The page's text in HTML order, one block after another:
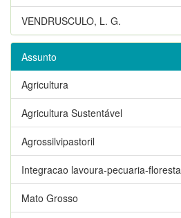
VENDRUSCULO, L. G.
Assunto
Agricultura
Agricultura Sustentável
Agrossilvipastoril
Integracao lavoura-pecuaria-floresta
Mato Grosso